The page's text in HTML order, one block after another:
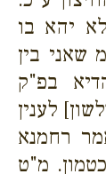
יהא בו
שאני בין
בפ"ק
לענין
רחמנא
מ"ט